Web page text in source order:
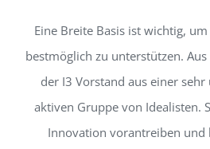
Eine Breite Basis ist wichtig,
bestmöglich zu unterstützen.
der I3 Vorstand aus einer
aktiven Gruppe von Idealisten.
Innovation vorantreiben und